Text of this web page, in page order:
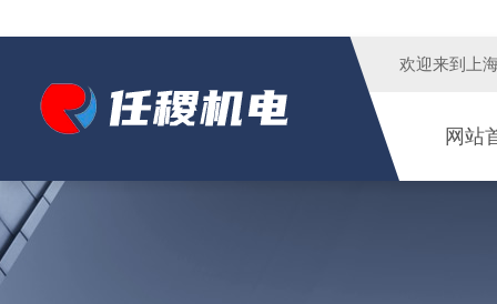
欢迎来到 上
网站